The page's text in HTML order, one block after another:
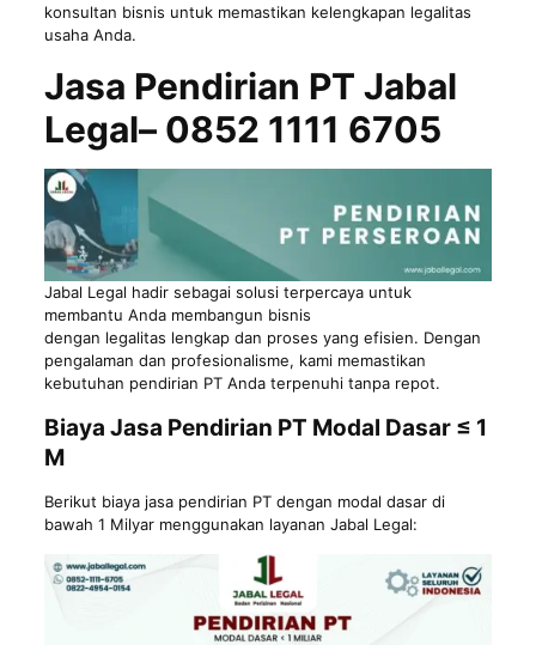
konsultan bisnis untuk memastikan kelengkapan legalitas
usaha Anda.
Jasa Pendirian PT Jabal
Legal– 0852 1111 6705
Jabal Legal hadir sebagai solusi terpercaya untuk
membantu Anda membangun bisnis
dengan legalitas lengkap dan proses yang efisien. Dengan
pengalaman dan profesionalisme, kami memastikan
kebutuhan pendirian PT Anda terpenuhi tanpa repot.
Biaya Jasa Pendirian PT Modal Dasar ≤ 1
M
Berikut biaya jasa pendirian PT dengan modal dasar di
bawah 1 Milyar menggunakan layanan Jabal Legal: